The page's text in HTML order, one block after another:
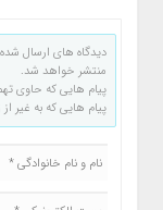
دیدگاه های ارسال
منتشر خواهد شد.
پیام هایی که حاوی
پیام هایی که به غیر